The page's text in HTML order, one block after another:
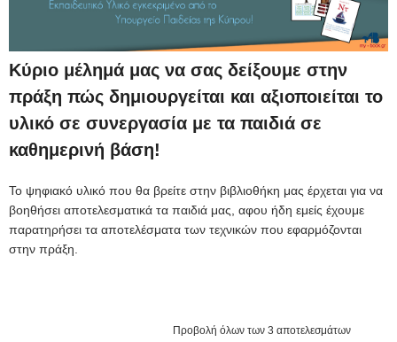
Κύριο μέλημά μας να σας δείξουμε στην
πράξη πώς δημιουργείται και αξιοποιείται το
υλικό σε συνεργασία με τα παιδιά σε
καθημερινή βάση!
Το ψηφιακό υλικό που θα βρείτε στην βιβλιοθήκη μας έρχεται για να
βοηθήσει αποτελεσματικά τα παιδιά μας, αφου ήδη εμείς έχουμε
παρατηρήσει τα αποτελέσματα των τεχνικών που εφαρμόζονται
στην πράξη.
Προβολή όλων των 3 αποτελεσμάτων